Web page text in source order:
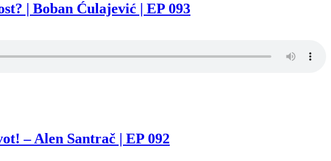
| Boban Ćulajević | EP 093
– Alen Santrač | EP 092